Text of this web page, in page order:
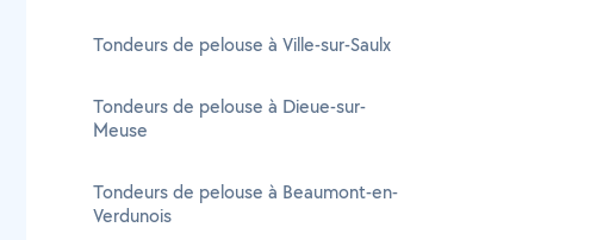
Tondeurs de pelouse à Ville-sur-Saulx
Tondeurs de pelouse à Dieue-sur-
Meuse
Tondeurs de pelouse à Beaumont-en-
Verdunois